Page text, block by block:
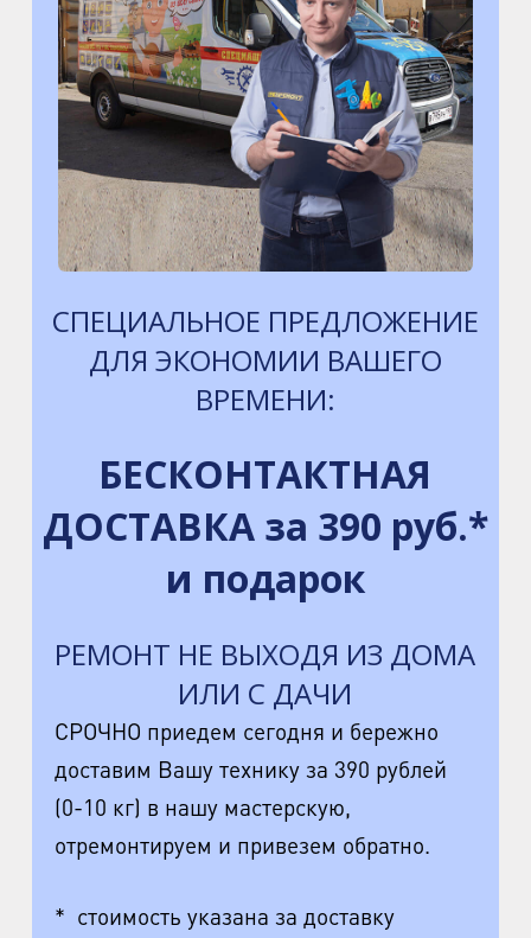
СПЕЦИАЛЬНОЕ ПРЕДЛОЖЕНИЕ
ДЛЯ ЭКОНОМИИ ВАШЕГО
ВРЕМЕНИ:
БЕСКОНТАКТНАЯ
ДОСТАВКА за 390 руб.*
и подарок
РЕМОНТ НЕ ВЫХОДЯ ИЗ ДОМА
ИЛИ С ДАЧИ
СРОЧНО приедем сегодня и бережно
доставим Вашу технику за 390 рублей
(0-10 кг) в нашу мастерскую,
отремонтируем и привезем обратно.
* стоимость указана за доставку